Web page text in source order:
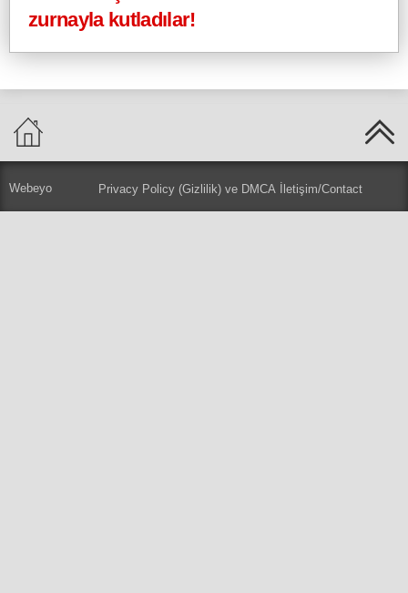
zurnayla kutladılar!
Webeyo Privacy Policy (Gizlilik) ve DMCA İletişim/Contact